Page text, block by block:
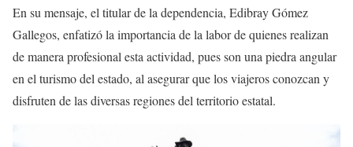
En su mensaje, el titular de la dependencia, Edibray Gómez
Gallegos, enfatizó la importancia de la labor de quienes realizan
de manera profesional esta actividad, pues son una piedra angular
en el turismo del estado, al asegurar que los viajeros conozcan y
disfruten de las diversas regiones del territorio estatal.